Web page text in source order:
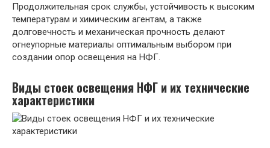
Продолжительная срок службы, устойчивость к высоким
температурам и химическим агентам, а также
долговечность и механическая прочность делают
огнеупорные материалы оптимальным выбором при
создании опор освещения на НФГ.
Виды стоек освещения НФГ и их технические
характеристики